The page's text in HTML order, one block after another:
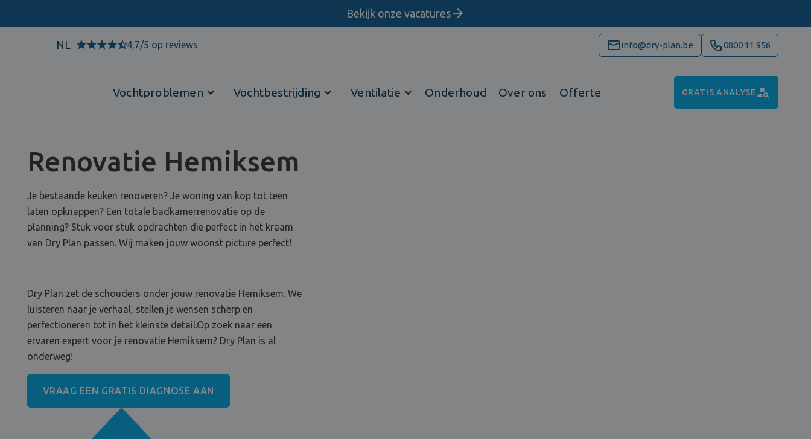
Bekijk onze vacatures
NL 4,7/5 op reviews info@dry-plan.be 0800 11 956
Vochtproblemen Vochtbestrijding Ventilatie Onderhoud Over ons Offerte GRATIS ANALYSE
Renovatie Hemiksem
Je bestaande keuken renoveren? Je woning van kop tot teen
laten opknappen? Een totale badkamerrenovatie op de
planning? Stuk voor stuk opdrachten die perfect in het kraam
van Dry Plan passen. Wij maken jouw woonst picture perfect!
Dry Plan zet de schouders onder jouw renovatie Hemiksem. We
luisteren naar je verhaal, stellen je wensen scherp en
perfectioneren tot in het kleinste detail.Op zoek naar een
ervaren expert voor je renovatie Hemiksem? Dry Plan is al
onderweg!
VRAAG EEN GRATIS DIAGNOSE AAN